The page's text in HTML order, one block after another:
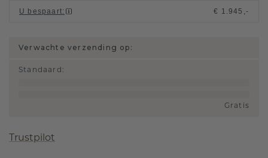
U bespaart: € 1.945,-
Verwachte verzending op:
Standaard :
Gratis
Trustpilot